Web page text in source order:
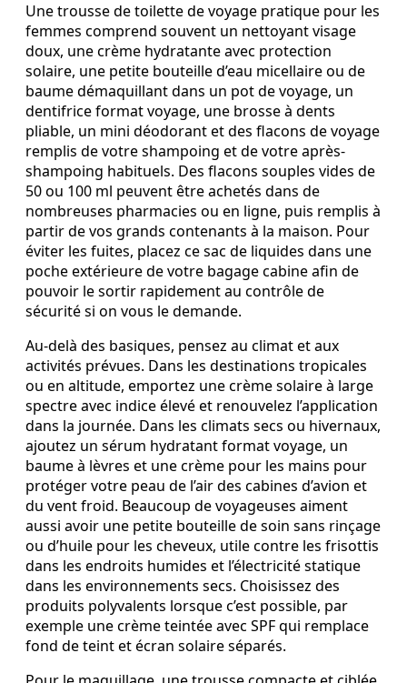
Une trousse de toilette de voyage pratique pour les
femmes comprend souvent un nettoyant visage
doux, une crème hydratante avec protection
solaire, une petite bouteille d’eau micellaire ou de
baume démaquillant dans un pot de voyage, un
dentifrice format voyage, une brosse à dents
pliable, un mini déodorant et des flacons de voyage
remplis de votre shampoing et de votre après-
shampoing habituels. Des flacons souples vides de
50 ou 100 ml peuvent être achetés dans de
nombreuses pharmacies ou en ligne, puis remplis à
partir de vos grands contenants à la maison. Pour
éviter les fuites, placez ce sac de liquides dans une
poche extérieure de votre bagage cabine afin de
pouvoir le sortir rapidement au contrôle de
sécurité si on vous le demande.
Au-delà des basiques, pensez au climat et aux
activités prévues. Dans les destinations tropicales
ou en altitude, emportez une crème solaire à large
spectre avec indice élevé et renouvelez l’application
dans la journée. Dans les climats secs ou hivernaux,
ajoutez un sérum hydratant format voyage, un
baume à lèvres et une crème pour les mains pour
protéger votre peau de l’air des cabines d’avion et
du vent froid. Beaucoup de voyageuses aiment
aussi avoir une petite bouteille de soin sans rinçage
ou d’huile pour les cheveux, utile contre les frisottis
dans les endroits humides et l’électricité statique
dans les environnements secs. Choisissez des
produits polyvalents lorsque c’est possible, par
exemple une crème teintée avec SPF qui remplace
fond de teint et écran solaire séparés.